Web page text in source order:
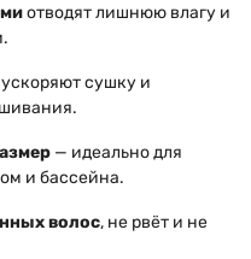
отводят лишнюю влагу и
ускоряют сушку и
— идеально для
и бассейна.
волос, не рвёт и не